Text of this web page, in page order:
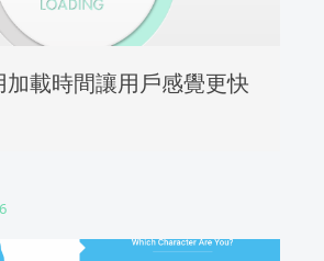
載時間讓用戶感覺更快